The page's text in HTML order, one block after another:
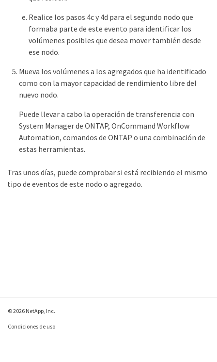
Realice los pasos 4c y 4d para el segundo nodo que
formaba parte de este evento para identificar los
volúmenes posibles que desea mover también desde
ese nodo.
Mueva los volúmenes a los agregados que ha identificado
como con la mayor capacidad de rendimiento libre del
nuevo nodo.
Puede llevar a cabo la operación de transferencia con
System Manager de ONTAP, OnCommand Workflow
Automation, comandos de ONTAP o una combinación de
estas herramientas.
Tras unos días, puede comprobar si está recibiendo el mismo
tipo de eventos de este nodo o agregado.
© 2026 NetApp, Inc.
Condiciones de uso